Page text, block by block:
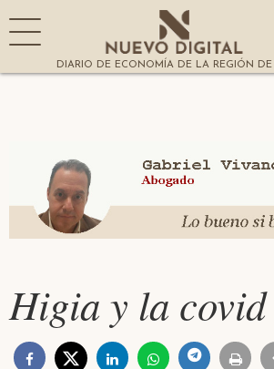
DIARIO DE ECONOMÍA DE LA REGIÓN DE
Higia y la covid